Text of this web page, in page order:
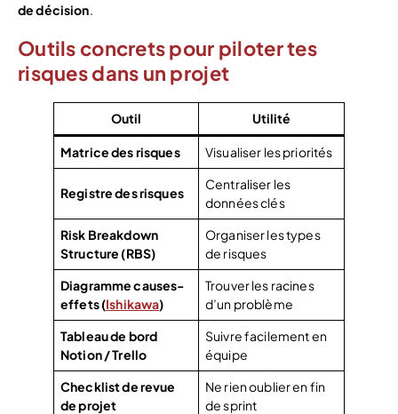
de décision.
Outils concrets pour piloter tes
risquesdans un projet
Outil Utilité
Matrice des risques Visualiser les priorités
Registre des risques
Centraliser les
données clés
Risk Breakdown
Structure (RBS)
Organiser les types
de risques
Diagramme causes-
effets (Ishikawa)
Trouver les racines
d’un problème
Tableau de bord
Notion / Trello
Suivre facilement en
équipe
Checklist de revue
de projet
Ne rien oublier en fin
de sprint